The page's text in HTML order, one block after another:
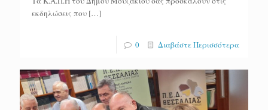
εκδηλώσεις που […]
0 Διαβάστε Περισσότερα